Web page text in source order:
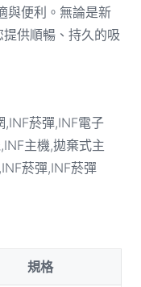
與便利。無論是新
供順暢、持久的吸
規格